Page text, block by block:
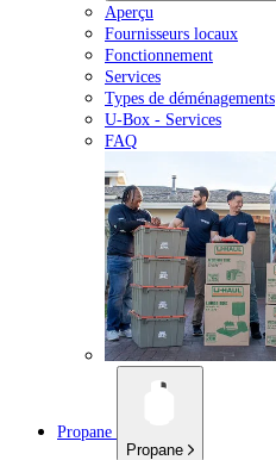
Aperçu
Fournisseurs locaux
Fonctionnement
Services
Types de déménagements
U-Box - Services
FAQ
Propane
Propane